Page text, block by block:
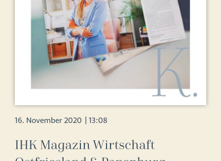
16. November 2020 | 13:08
IHK Magazin Wirtschaft